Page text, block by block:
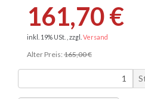
161,70 €
inkl. 19% USt. , zzgl. Versand
Alter Preis: 165,00 €